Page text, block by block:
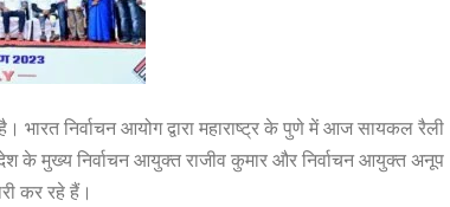
भारत निर्वाचन आयोग द्वारा महाराष्ट्र के पुणे में आज सायकल रैली
के मुख्य निर्वाचन आयुक्त राजीव कुमार और निर्वाचन आयुक्त अनूप
कर रहे हैं।